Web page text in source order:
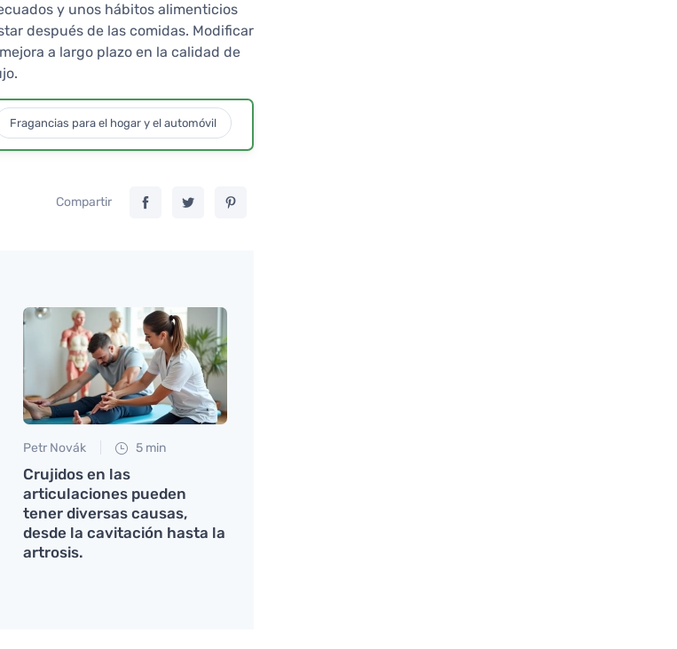
y unos hábitos alimenticios
después de las comidas. Modificar
a largo plazo en la calidad de
Fragancias para el hogar y el automóvil
Compartir
Petr Novák 5 min
Crujidos en las
articulaciones pueden
tener diversas causas,
desde la cavitación hasta la
artrosis.